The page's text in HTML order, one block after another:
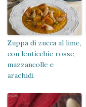
Zuppa di zucca al lime,
con lenticchie rosse,
mazzancolle e
arachidi